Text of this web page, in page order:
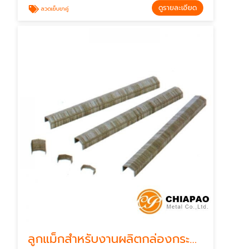
ลวดเย็บขาคู่ ดูรายละเอียด
ลูกแม็กสำหรับงานผลิตกล่องกระดาษ